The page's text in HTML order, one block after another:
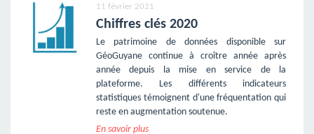
11 février 2021
Chiffres clés 2020
Le patrimoine de données disponible sur
GéoGuyane continue à croître année après
année depuis la mise en service de la
plateforme. Les différents indicateurs
statistiques témoignent d'une fréquentation qui
reste en augmentation soutenue.
En savoir plus